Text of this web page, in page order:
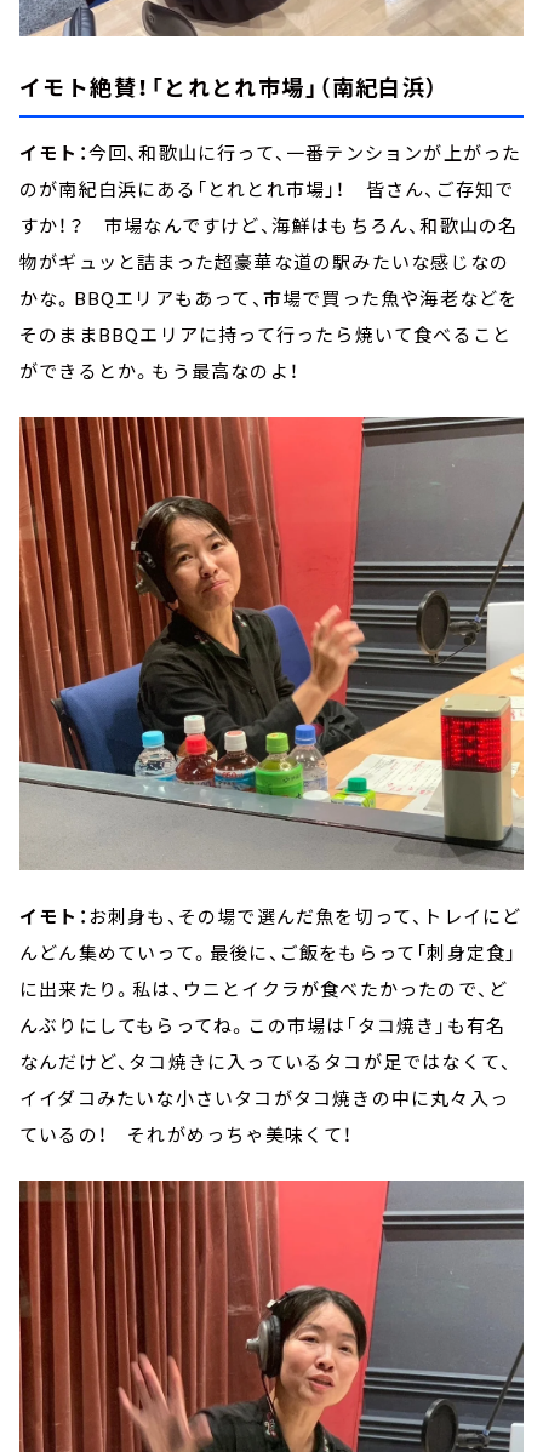
イモト絶賛！「とれとれ市場」（南紀白浜）
イモト：今回、和歌山に行って、一番テンションが上がった
のが南紀白浜にある「とれとれ市場」！ 皆さん、ご存知で
すか！？ 市場なんですけど、海鮮はもちろん、和歌山の名
物がギュッと詰まった超豪華な道の駅みたいな感じなの
かな。BBQエリアもあって、市場で買った魚や海老などを
そのままBBQエリアに持って行ったら焼いて食べること
ができるとか。もう最高なのよ！
イモト： お刺身も、その場で選んだ魚を切って、トレイにど
んどん集めていって。最後に、ご飯をもらって「刺身定食」
に出来たり。私は、ウニとイクラが食べたかったので、ど
んぶりにしてもらってね。この市場は「タコ焼き」も有名
なんだけど、タコ焼きに入っているタコが足ではなくて、
イイダコみたいな小さいタコがタコ焼きの中に丸々入っ
ているの！ それがめっちゃ美味くて！